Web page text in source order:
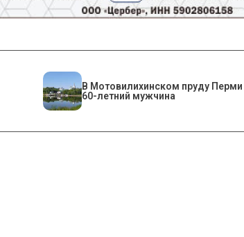
В Мотовилихинском пруду Перми
60-летний мужчина